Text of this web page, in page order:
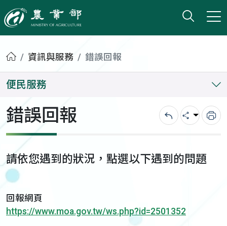
農業部
打開
小版
首頁資訊與服務 錯誤回報
便民服務
錯誤回報 回上一頁
分享 列
請依您遇到的狀況，點選以下遇到的問題
回報網頁
https://www.moa.gov.tw/ws.php?id=2501352